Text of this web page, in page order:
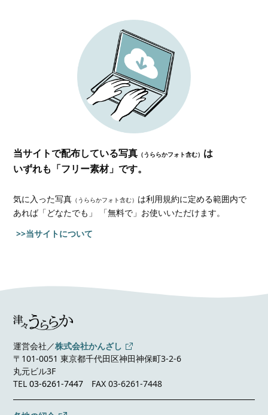
当サイトで配布している写真 （うららかフォト含む） は
いずれも「フリー素材」です。
気に入った写真 （うららかフォト含む） は利用規約に定める範囲内で
あれば「どなたでも」 「無料で」お使いいただけます。
>>当サイトについて
運営会社／株式会社かんざし
〒101-0051 東京都千代田区神田神保町3-2-6
丸元ビル3F
TEL03-6261-7447 FAX 03-6261-7448